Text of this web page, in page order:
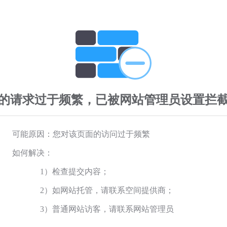
请求过于频繁，已被网站管理员设置拦
可能原因：您对该页面的访问过于频繁
如何解决：
1）检查提交内容；
2）如网站托管，请联系空间提供商；
3）普通网站访客，请联系网站管理员